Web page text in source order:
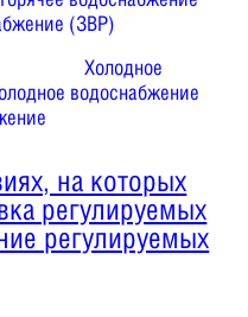
(ЗВР)
Холодное
водоснабжение
на которых
регулируемых
регулируемых